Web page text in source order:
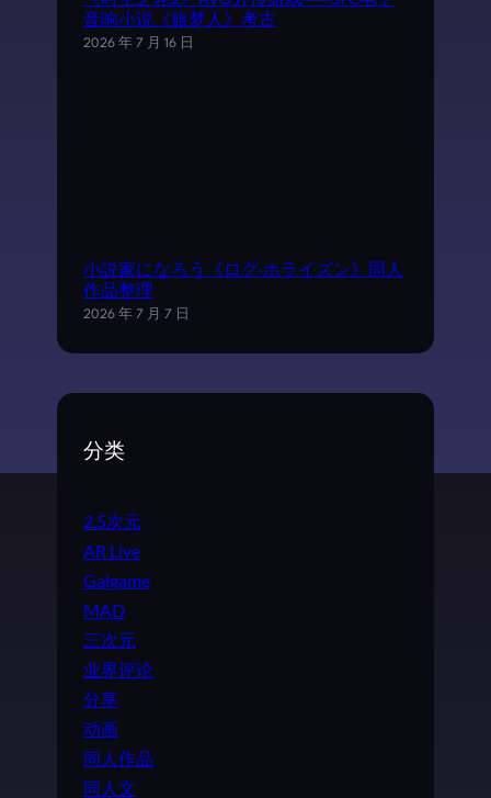
音响小说《旅梦人》考古
2026 年 7 月 16 日
小説家になろう《ログ·ホライズン》同人
作品整理
2026 年 7 月 7 日
分类
2.5次元
AR Live
Galgame
MAD
三次元
业界评论
分享
动画
同人作品
同人文